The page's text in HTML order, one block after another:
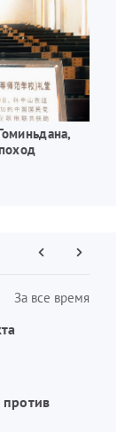
За все время
страниц
ПредыдущаяСледующая